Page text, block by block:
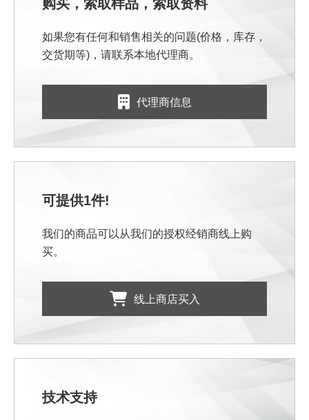
购买，索取样品，索取资料
如果您有任何和销售相关的问题(价格，库存，
交货期等)，请联系本地代理商。
代理商信息
可提供1件!
我们的商品可以从我们的授权经销商线上购
买。
线上商店买入
技术支持